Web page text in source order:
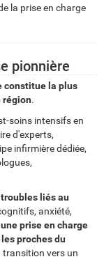
la prise en charge
pionnière
constitue la plus
région.
soins intensifs en
d'experts,
infirmière dédiée,
liés au
anxiété,
prise en charge
proches du
transition vers un